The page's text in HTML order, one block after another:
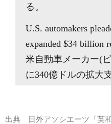
る。
U.S. automakers
expanded $34 billion
米自動車メーカー(
に340億ドルの拡大
出典
日外アソシエーツ「英